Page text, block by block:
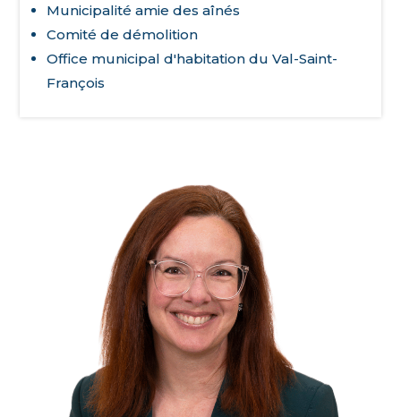
Municipalité amie des aînés
Comité de démolition
Office municipal d'habitation du Val-Saint-
François